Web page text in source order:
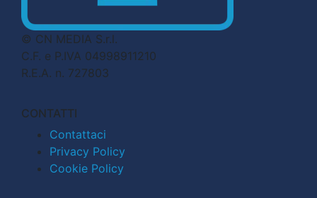
© CN MEDIA S.r.l.
C.F. e P.IVA 04998911210
R.E.A. n. 727803
CONTATTI
Contattaci
Privacy Policy
Cookie Policy